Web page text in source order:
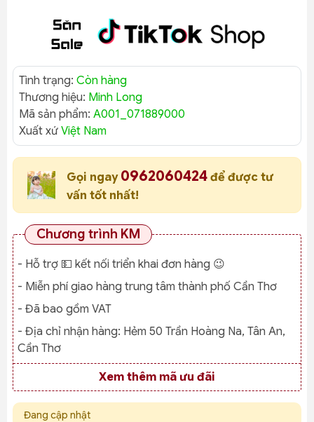
Tình trạng: Còn hàng
Thương hiệu: Minh Long
Mã sản phẩm: A001_071889000
Xuất xứ Việt Nam
Gọi ngay 0962060424 để được tư
vấn tốt nhất!
Chương trình KM
- Hỗ trợ 💵 kết nối triển khai đơn hàng 😉
- Miễn phí giao hàng trung tâm thành phố Cần Thơ
- Đã bao gồm VAT
- Địa chỉ nhận hàng: Hẻm 50 Trần Hoàng Na, Tân An,
Cần Thơ
Xem thêm mã ưu đãi
Đang cập nhật